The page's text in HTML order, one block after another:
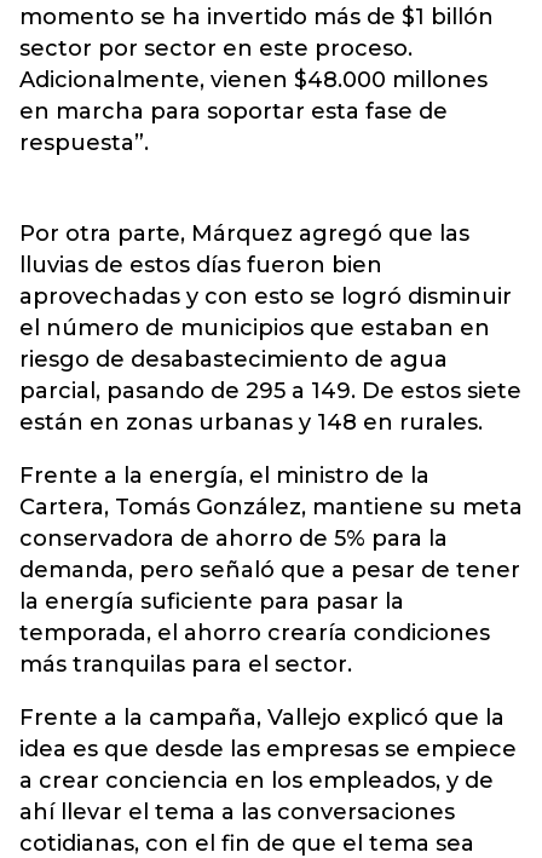
momento se ha invertido más de $1 billón
sector por sector en este proceso.
Adicionalmente, vienen $48.000 millones
en marcha para soportar esta fase de
respuesta”.
Por otra parte, Márquez agregó que las
lluvias de estos días fueron bien
aprovechadas y con esto se logró disminuir
el número de municipios que estaban en
riesgo de desabastecimiento de agua
parcial, pasando de 295 a 149. De estos siete
están en zonas urbanas y 148 en rurales.
Frente a la energía, el ministro de la
Cartera, Tomás González, mantiene su meta
conservadora de ahorro de 5% para la
demanda, pero señaló que a pesar de tener
la energía suficiente para pasar la
temporada, el ahorro crearía condiciones
más tranquilas para el sector.
Frente a la campaña, Vallejo explicó que la
idea es que desde las empresas se empiece
a crear conciencia en los empleados, y de
ahí llevar el tema a las conversaciones
cotidianas, con el fin de que el tema sea